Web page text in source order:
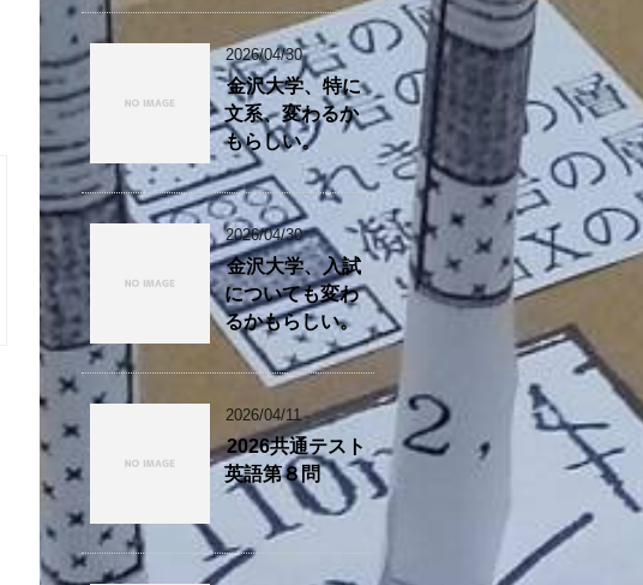
2026/04/30
金沢大学、特に
文系、変わるか
もらしい。
2026/04/30
金沢大学、入試
についても変わ
るかもらしい。
2026/04/11
2026共通テスト
英語第８問